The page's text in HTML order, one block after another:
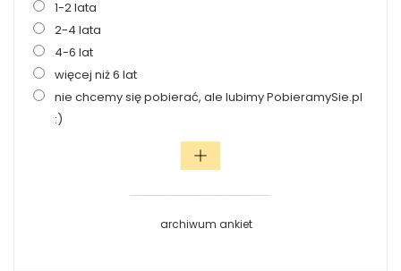
1-2 lata
2-4 lata
4-6 lat
więcej niż 6 lat
nie chcemy się pobierać, ale lubimy PobieramySie.pl
:)
archiwum ankiet